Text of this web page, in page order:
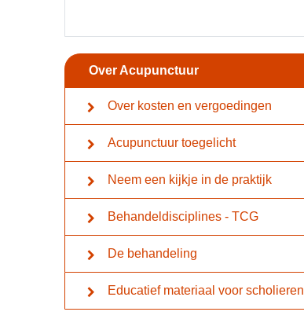
Over Acupunctuur
Over kosten en vergoedingen
Acupunctuur toegelicht
Neem een kijkje in de praktijk
Behandeldisciplines - TCG
De behandeling
Educatief materiaal voor scholieren